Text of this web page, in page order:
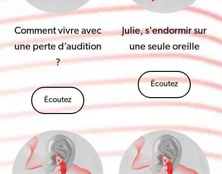
Comment vivre avec
une perte d’audition
?
Écoutez
Julie, s'endormir sur
une seule oreille
Écoutez